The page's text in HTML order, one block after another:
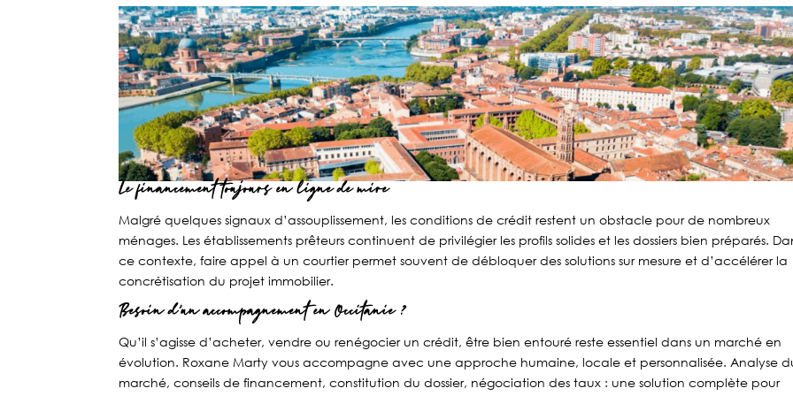
Le financement toujours en ligne de mire
Malgré quelques signaux d’assouplissement, les conditions de crédit restent un obstacle pour de nombreux
ménages. Les établissements prêteurs continuent de privilégier les profils solides et les dossiers bien préparés.
ce contexte, faire appel à un courtier permet souvent de débloquer des solutions sur mesure et d’accélérer la
concrétisation du projet immobilier.
Besoin d’un accompagnement en Occitanie ?
Qu’il s’agisse d’acheter, vendre ou renégocier un crédit, être bien entouré reste essentiel dans un marché en
évolution. Roxane Marty vous accompagne avec une approche humaine, locale et personnalisée. Analyse
marché, conseils de financement, constitution du dossier, négociation des taux : une solution complète pour